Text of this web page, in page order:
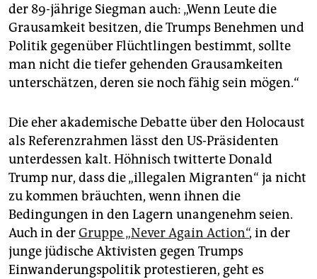
der 89-jährige Siegman auch: „Wenn Leute die
Grausamkeit besitzen, die Trumps Benehmen und
Politik gegenüber Flüchtlingen bestimmt, sollte
man nicht die tiefer gehenden Grausamkeiten
unterschätzen, deren sie noch fähig sein mögen.“
Die eher akademische Debatte über den Holocaust
als Referenzrahmen lässt den US-Präsidenten
unterdessen kalt. Höhnisch twitterte Donald
Trump nur, dass die „illegalen Migranten“ ja nicht
zu kommen bräuchten, wenn ihnen die
Bedingungen in den Lagern unangenehm seien.
Auch in derGruppe „Never Again Action“, in der
junge jüdische Aktivisten gegen Trumps
Einwanderungspolitik protestieren, geht es